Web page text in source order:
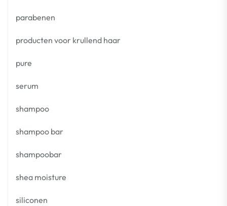
parabenen
producten voor krullend haar
pure
serum
shampoo
shampoo bar
shampoobar
shea moisture
siliconen